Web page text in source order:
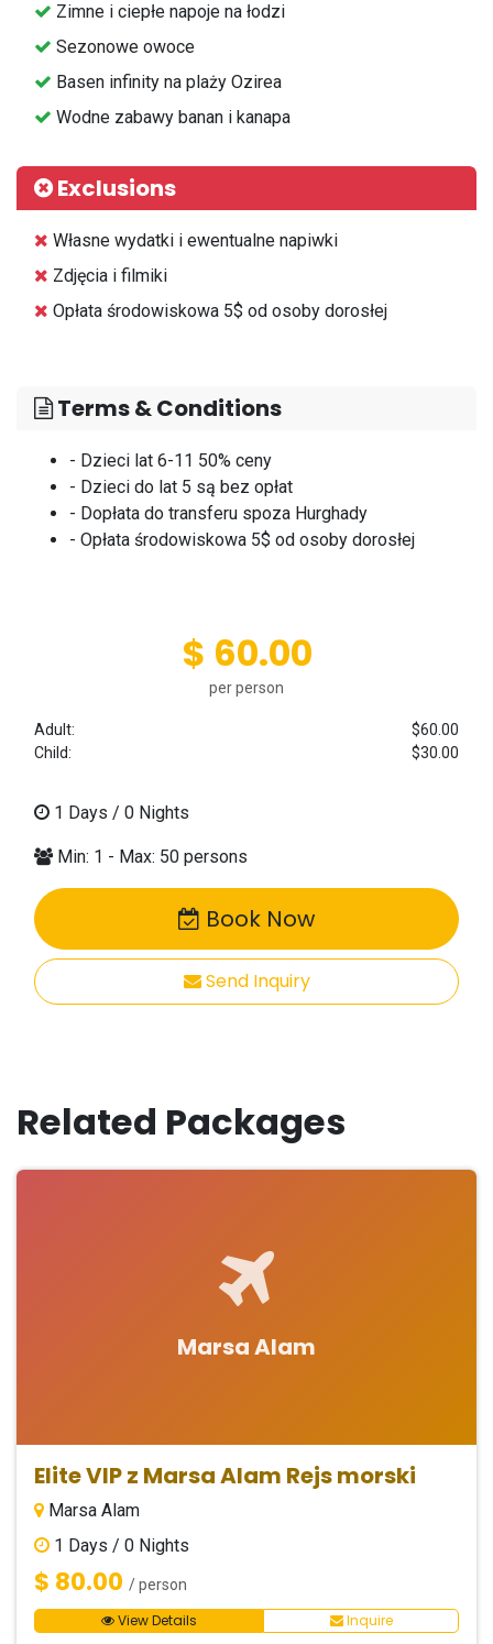
Zimne i ciepłe napoje na łodzi
⁠Sezonowe owoce
Basen infinity na plaży Ozirea
Wodne zabawy banan i kanapa
Exclusions
⁠Własne wydatki i ewentualne napiwki
⁠Zdjęcia i filmiki
⁠Opłata środowiskowa 5$ od osoby dorosłej
Terms & Conditions
- Dzieci lat 6-11 50% ceny
- Dzieci do lat 5 są bez opłat
- Dopłata do transferu spoza Hurghady
- Opłata środowiskowa 5$ od osoby dorosłej
$ 60.00
per person
Adult:
$60.00
Child:
$30.00
1 Days / 0 Nights
Min: 1 - Max: 50 persons
Book Now
Send Inquiry
Related Packages
Marsa Alam
Elite VIP z Marsa Alam Rejs morski
Marsa Alam
1 Days / 0 Nights
$ 80.00 / person
View Details Inquire